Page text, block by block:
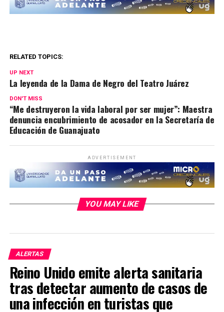
RELATED TOPICS:
UP NEXT
La leyenda de la Dama de Negro del Teatro Juárez
DON'T MISS
“Me destruyeron la vida laboral por ser mujer”: Maestra
denuncia encubrimiento de acosador en la Secretaría de
Educación de Guanajuato
ADVERTISEMENT
YOU MAY LIKE
ALERTAS
Reino Unido emite alerta sanitaria
tras detectar aumento de casos de
una infección en turistas que